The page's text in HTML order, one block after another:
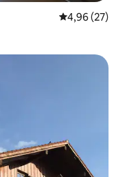
Vlerësimi
4,96 (27)